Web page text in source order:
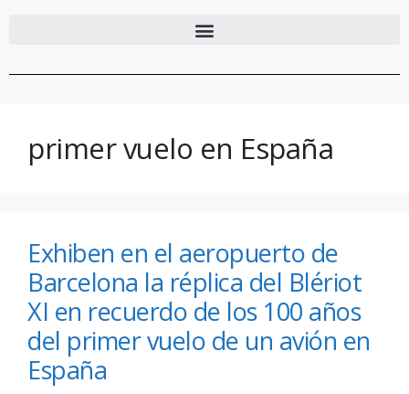
primer vuelo en España
Exhiben en el aeropuerto de
Barcelona la réplica del Blériot
XI en recuerdo de los 100 años
del primer vuelo de un avión en
España